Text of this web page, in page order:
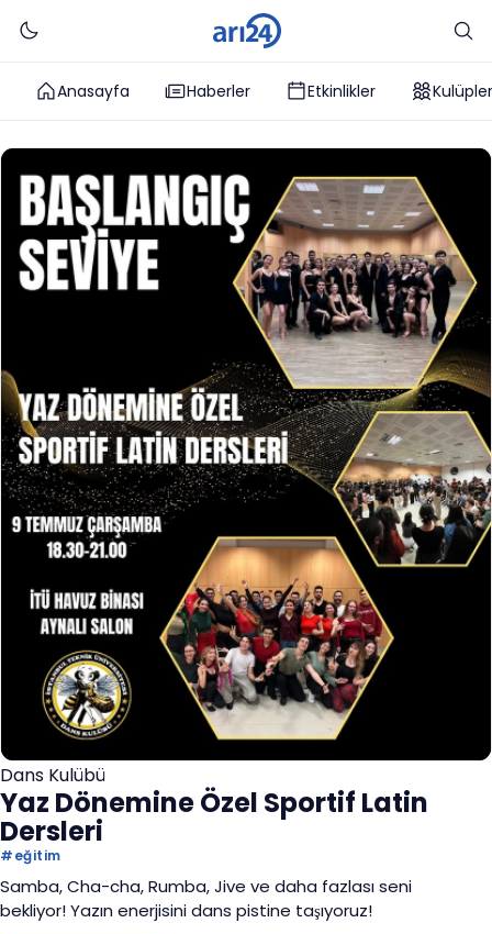
Anasayfa Haberler Etkinlikler Kulüpler
Dans Kulübü
Yaz Dönemine Özel Sportif Latin
Dersleri
#eğitim
Samba, Cha-cha, Rumba, Jive ve daha fazlası seni
bekliyor! Yazın enerjisini dans pistine taşıyoruz!